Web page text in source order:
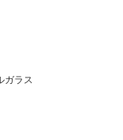
ガラス